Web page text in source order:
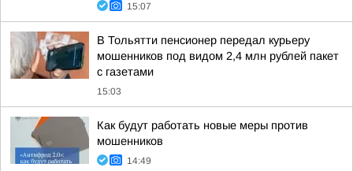
15:07
В Тольятти пенсионер передал курьеру
мошенников под видом 2,4 млн рублей пакет
с газетами
15:03
Как будут работать новые меры против
мошенников
14:49